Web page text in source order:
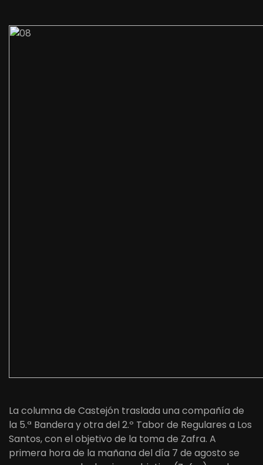
La columna de Castejón traslada una compañía de
la 5.ª Bandera y otra del 2.º Tabor de Regulares a Los
Santos, con el objetivo de la toma de Zafra. A
primera hora de la mañana del día 7 de agosto se